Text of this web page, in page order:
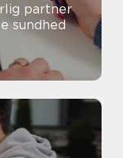
partner
sundhed